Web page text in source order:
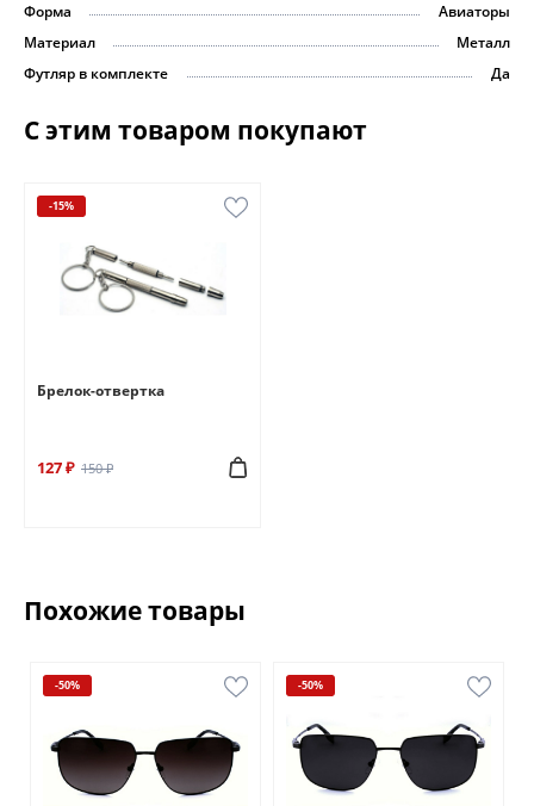
Форма
Авиаторы
Материал
Металл
Футляр в комплекте
Да
С этим товаром покупают
-15%
Брелок-отвертка
127 ₽ 150 ₽
Похожие товары
-50% -50%